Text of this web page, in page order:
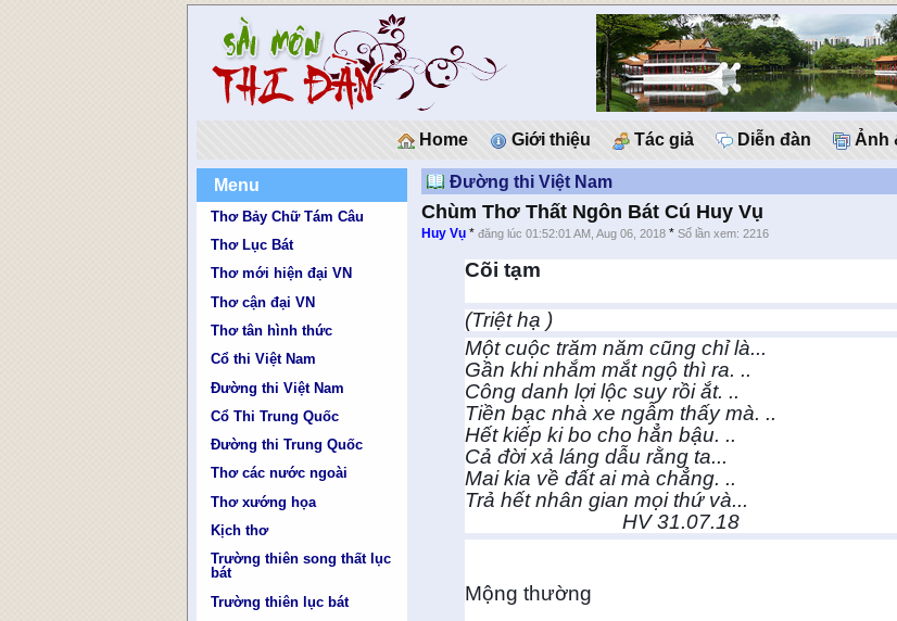
Home Giới thiệu Tác giả Diễn đàn Ảnh
Menu
Thơ Bảy Chữ Tám Câu
Thơ Lục Bát
Thơ mới hiện đại VN
Thơ cận đại VN
Thơ tân hình thức
Cổ thi Việt Nam
Đường thi Việt Nam
Cổ Thi Trung Quốc
Đường thi Trung Quốc
Thơ các nước ngoài
Thơ xướng họa
Kịch thơ
Trường thiên song thất lục
bát
Trường thiên lục bát
Đường thi Việt Nam
Chùm Thơ Thất Ngôn Bát Cú Huy Vụ
Huy Vụ *đăng lúc 01:52:01 AM, Aug 06, 2018 *Số lần xem: 2216
Cõi tạm
(Triệt hạ )
Một cuộc trăm năm cũng chỉ là...
Gần khi nhắm mắt ngộ thì ra. ..
Công danh lợi lộc suy rồi ắt. ..
Tiền bạc nhà xe ngẫm thấy mà. ..
Hết kiếp ki bo cho hẳn bậu. ..
Cả đời xả láng dẫu rằng ta...
Mai kia về đất ai mà chẳng. ..
Trả hết nhân gian mọi thứ và...
HV 31.07.18
Mộng thường